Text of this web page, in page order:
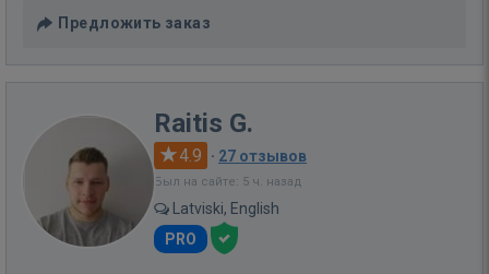
Предложить заказ
Raitis G.
4.9 · 27 отзывов
Был на сайте: 5 ч. назад
Latviski, English
PRO